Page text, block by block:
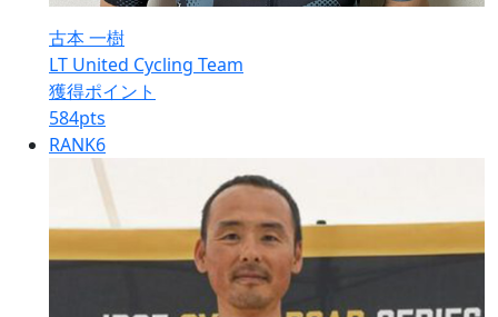
古本 一樹
LT United Cycling Team
獲得ポイント
584pts
RANK6